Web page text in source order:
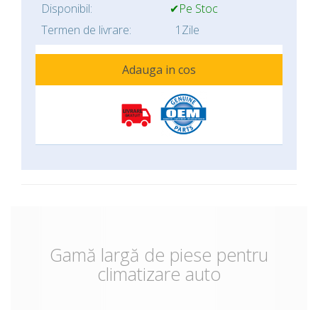
Disponibil:
✔Pe Stoc
Termen de livrare:
1Zile
Adauga in cos
Gamă largă de piese pentru
climatizare auto